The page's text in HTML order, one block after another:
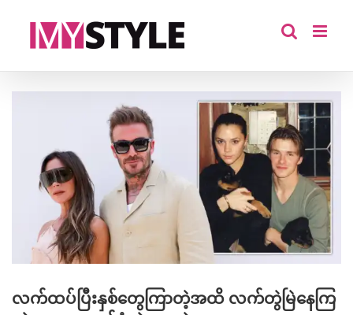
လက်ထပ်ပြီးနှစ်တွေကြာတဲ့အထိ လက်တွဲမြဲနေကြ